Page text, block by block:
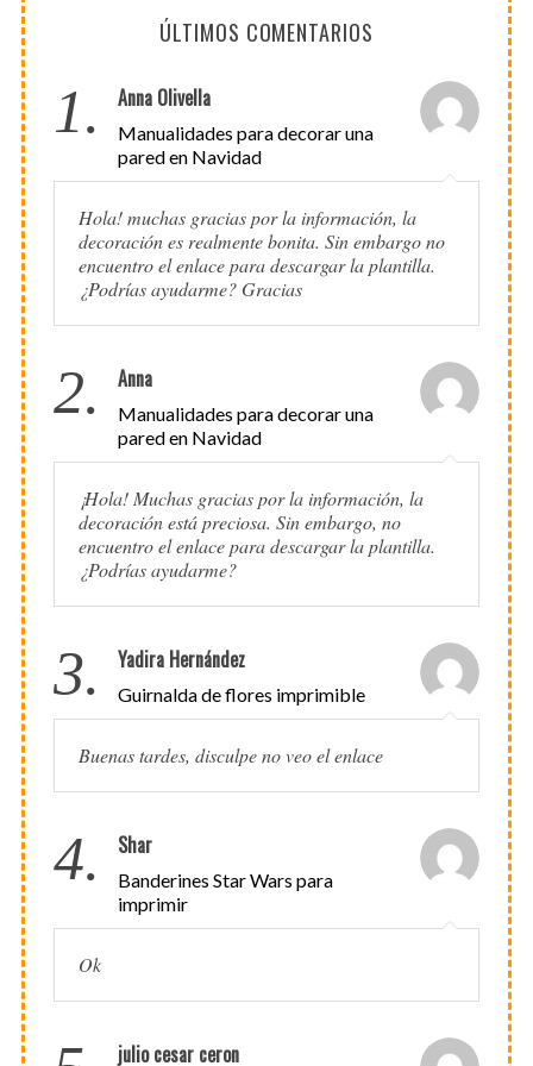
ÚLTIMOS COMENTARIOS
1. Anna Olivella
Manualidades para decorar una
pared en Navidad
Hola! muchas gracias por la información, la
decoración es realmente bonita. Sin embargo no
encuentro el enlace para descargar la plantilla.
¿Podrías ayudarme? Gracias
2. Anna
Manualidades para decorar una
pared en Navidad
¡Hola! Muchas gracias por la información, la
decoración está preciosa. Sin embargo, no
encuentro el enlace para descargar la plantilla.
¿Podrías ayudarme?
3. Yadira Hernández
Guirnalda de flores imprimible
Buenas tardes, disculpe no veo el enlace
4. Shar
Banderines Star Wars para
imprimir
Ok
julio cesar ceron